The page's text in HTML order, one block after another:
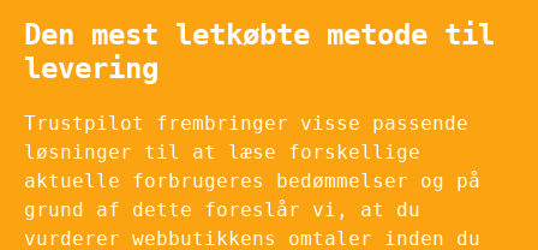
Den mest letkøbte metode til
levering
Trustpilot frembringer visse passende
løsninger til at læse forskellige
aktuelle forbrugeres bedømmelser og på
grund af dette foreslår vi, at du
vurderer webbutikkens omtaler inden du